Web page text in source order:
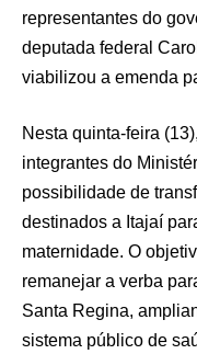
representantes do
deputada federal
viabilizou a emenda
Nesta quinta-feira
integrantes do
possibilidade de
destinados a Itajaí
maternidade. O
remanejar a verba
Santa Regina,
sistema público de